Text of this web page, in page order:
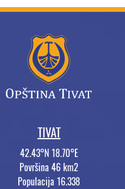
TIVAT
42.43°N 18.70°E
Površina 46 km2
Populacija 16.338